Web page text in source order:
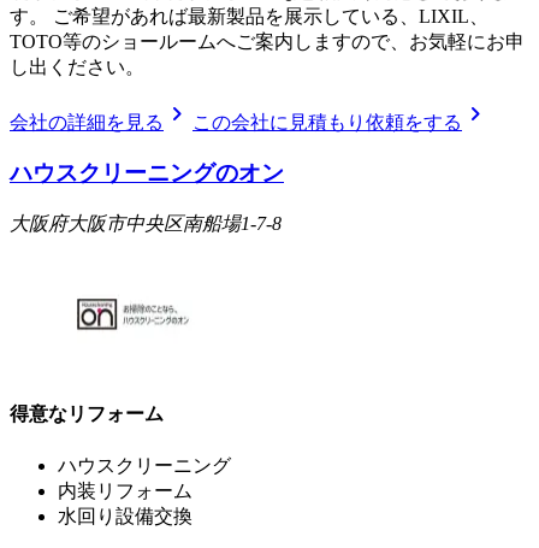
す。 ご希望があれば最新製品を展示している、LIXIL、
TOTO等のショールームへご案内しますので、お気軽にお申
し出ください。
会社の詳細を見る chevron_right この会社に見積もり依頼をする chevron_right
ハウスクリーニングのオン
大阪府大阪市中央区南船場1-7-8
得意なリフォーム
ハウスクリーニング
内装リフォーム
水回り設備交換